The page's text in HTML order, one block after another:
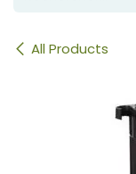
All Products